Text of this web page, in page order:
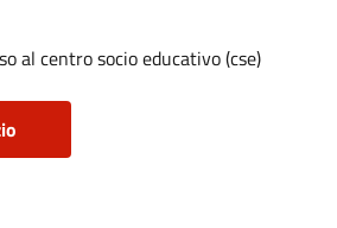
al centro socio educativo (cse)